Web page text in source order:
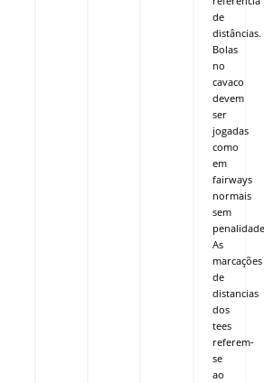
de
distâncias.
Bolas
no
cavaco
devem
ser
jogadas
como
em
fairways
normais
sem
As
marcações
de
distancias
dos
tees
referem-
se
ao